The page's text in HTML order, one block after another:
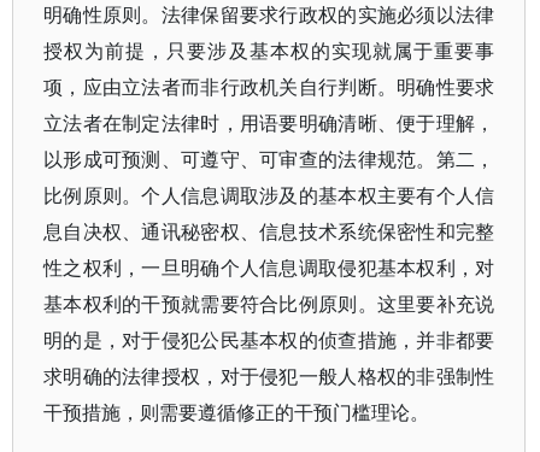
明确性原则。法律保留要求行政权的实施必须以法律
授权为前提，只要涉及基本权的实现就属于重要事
项，应由立法者而非行政机关自行判断。明确性要求
立法者在制定法律时，用语要明确清晰、便于理解，
以形成可预测、可遵守、可审查的法律规范。第二，
比例原则。个人信息调取涉及的基本权主要有个人信
息自决权、通讯秘密权、信息技术系统保密性和完整
性之权利，一旦明确个人信息调取侵犯基本权利，对
基本权利的干预就需要符合比例原则。这里要补充说
明的是，对于侵犯公民基本权的侦查措施，并非都要
求明确的法律授权，对于侵犯一般人格权的非强制性
干预措施，则需要遵循修正的干预门槛理论。